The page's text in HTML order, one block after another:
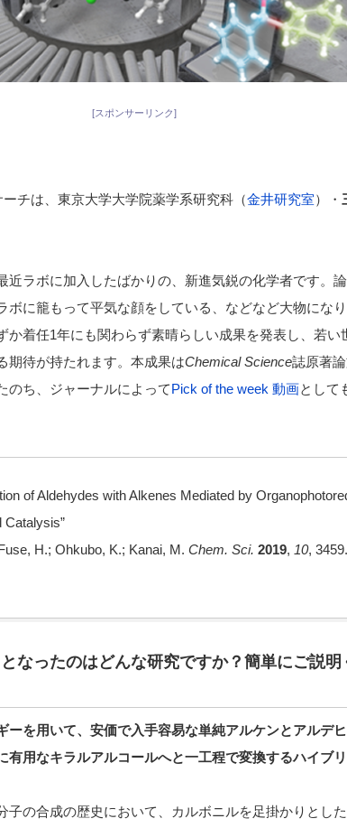
[スポンサーリンク]
チは、東京大学大学院薬学系研究科（金井研究室）・
近ラボに加入したばかりの、新進気鋭の化学者です。
ボに籠もって平気な顔をしている、などなど大物にな
か着任1年にも関わらず素晴らしい成果を発表し、若い
期待が持たれます。本成果はChemical Science誌原著
のち、ジャーナルによってPick of the week 動画として
of Aldehydes with Alkenes Mediated by
Catalysis”
H.; Ohkubo, K.; Kanai, M. Chem. Sci. 2019, 10,
なったのはどんな研究ですか？簡単にご説明
ーを用いて、安価で入手容易な単純アルケンとアルデ
有用なキラルアルコールへと一工程で変換するハイブ
子の合成の歴史において、カルボニルを足掛かりとし